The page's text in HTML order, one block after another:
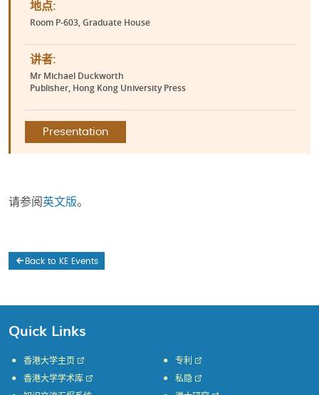
地点:
Room P-603, Graduate House
讲者:
Mr Michael Duckworth
Publisher, Hong Kong University Press
Presentation
请参阅 英文版。
Back to KE Events
Quick Links
香港大学主页
香港大学学术库
专利
私隐